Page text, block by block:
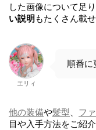
した画像について足
い説明もたくさん載
エリィ
順番
他の装備や髪型、 フ
目や入手方法をご紹